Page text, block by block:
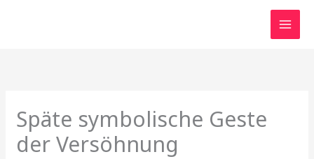
Späte symbolische Geste
der Versöhnung